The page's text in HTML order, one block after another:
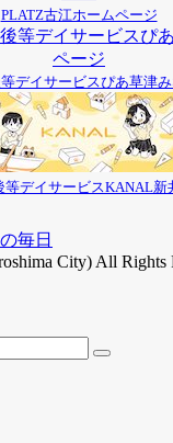
PLATZ古江ホームページ
デイサービスぴあ草津
等デイサービスKANAL新
City) All Rights